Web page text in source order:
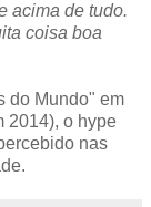
acima de tudo.
coisa boa
do Mundo" em
2014), o hype
nas